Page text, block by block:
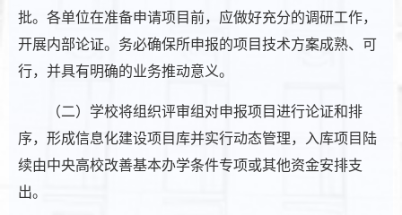
批。各单位在准备申请项目前，应做好充分的调研工作，
开展内部论证。务必确保所申报的项目技术方案成熟、可
行，并具有明确的业务推动意义。
（二）学校将组织评审组对申报项目进行论证和排
序，形成信息化建设项目库并实行动态管理，入库项目陆
续由中央高校改善基本办学条件专项或其他资金安排支
出。